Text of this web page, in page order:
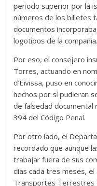
periodo superior por la
números de los billetes
documentos
logotipos de la compañía.
Por eso, el consejero
Torres, actuando en
d’Eivissa, puso en
hechos por si pudieran
de falsedad documental
394 del Código Penal.
Por otro lado, el
recordado que aunque
trabajar fuera de sus
días cada tres meses,
Transportes Terrestres